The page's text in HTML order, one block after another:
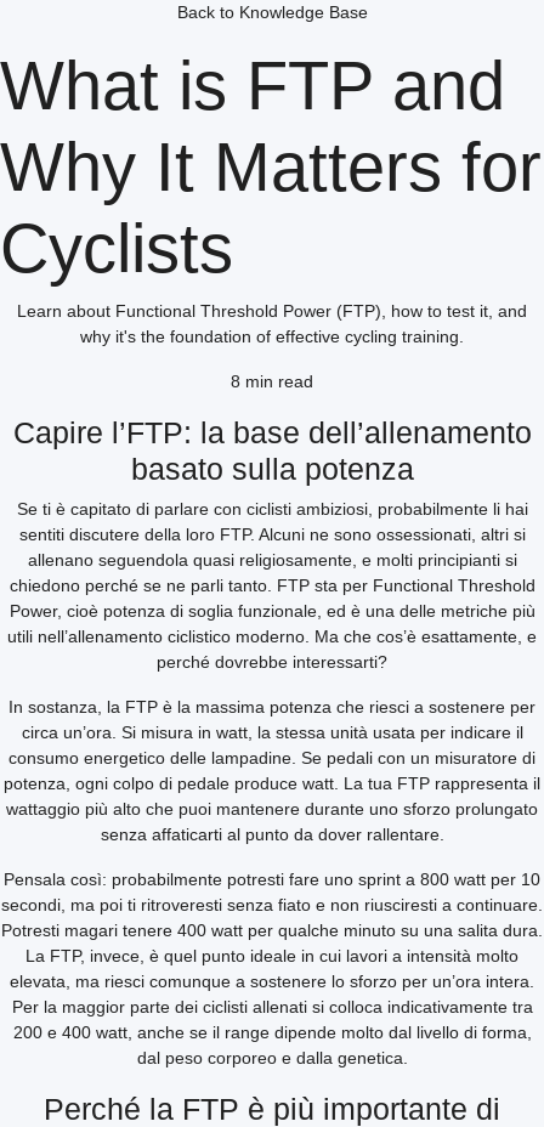
Back to Knowledge Base
What is FTP and
Why It Matters for
Cyclists
Learn about Functional Threshold Power (FTP), how to test it, and
why it's the foundation of effective cycling training.
8 min read
Capire l’FTP: la base dell’allenamento
basato sulla potenza
Se ti è capitato di parlare con ciclisti ambiziosi, probabilmente li hai
sentiti discutere della loro FTP. Alcuni ne sono ossessionati, altri si
allenano seguendola quasi religiosamente, e molti principianti si
chiedono perché se ne parli tanto. FTP sta per Functional Threshold
Power, cioè potenza di soglia funzionale, ed è una delle metriche più
utili nell’allenamento ciclistico moderno. Ma che cos’è esattamente, e
perché dovrebbe interessarti?
In sostanza, la FTP è la massima potenza che riesci a sostenere per
circa un’ora. Si misura in watt, la stessa unità usata per indicare il
consumo energetico delle lampadine. Se pedali con un misuratore di
potenza, ogni colpo di pedale produce watt. La tua FTP rappresenta il
wattaggio più alto che puoi mantenere durante uno sforzo prolungato
senza affaticarti al punto da dover rallentare.
Pensala così: probabilmente potresti fare uno sprint a 800 watt per 10
secondi, ma poi ti ritroveresti senza fiato e non riusciresti a continuare.
Potresti magari tenere 400 watt per qualche minuto su una salita dura.
La FTP, invece, è quel punto ideale in cui lavori a intensità molto
elevata, ma riesci comunque a sostenere lo sforzo per un’ora intera.
Per la maggior parte dei ciclisti allenati si colloca indicativamente tra
200 e 400 watt, anche se il range dipende molto dal livello di forma,
dal peso corporeo e dalla genetica.
Perché la FTP è più importante di